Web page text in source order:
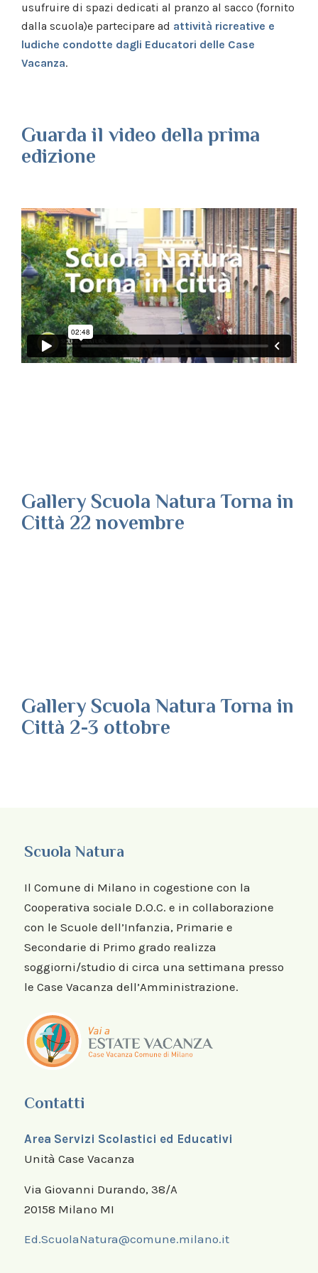
usufruire di spazi dedicati al pranzo al sacco (fornito
dalla scuola)e partecipare ad attività ricreative e
ludiche condotte dagli Educatori delle Case
Vacanza.
Guarda il video della prima
edizione
Gallery Scuola Natura Torna in
Città 22 novembre
Gallery Scuola Natura Torna in
Città 2-3 ottobre
Scuola Natura
Il Comune di Milano in cogestione con la
Cooperativa sociale D.O.C. e in collaborazione
con le Scuole dell’Infanzia, Primarie e
Secondarie di Primo grado realizza
soggiorni/studio di circa una settimana presso
le Case Vacanza dell’Amministrazione.
Contatti
Area Servizi Scolastici ed Educativi
Unità Case Vacanza
Via Giovanni Durando, 38/A
20158 Milano MI
Ed.ScuolaNatura@comune.milano.it